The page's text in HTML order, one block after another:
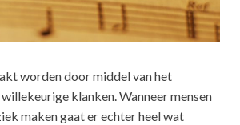
worden door middel van het
klanken. Wanneer mensen
maken gaat er echter heel wat